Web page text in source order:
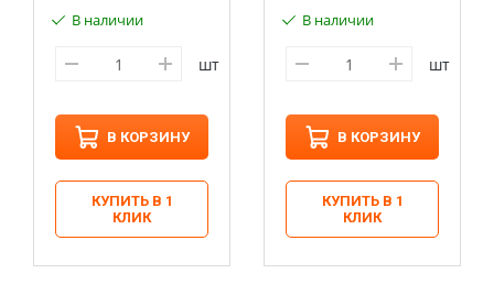
В наличии
шт
В КОРЗИНУ
КУПИТЬ В 1
КЛИК
В наличии
шт
В КОРЗИНУ
КУПИТЬ В 1
КЛИК